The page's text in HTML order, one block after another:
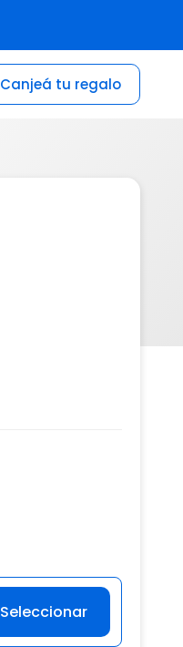
Canjeá tu regalo
Seleccionar